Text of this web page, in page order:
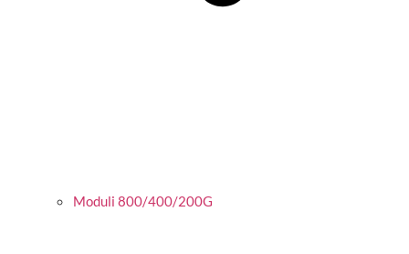
Moduli 800/400/200G